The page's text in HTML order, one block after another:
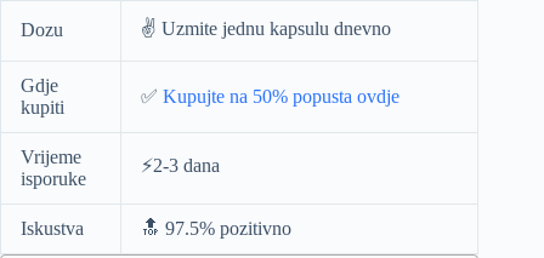
Dozu ✌️ Uzmite jednu kapsulu dnevno
Gdje
kupiti
✅ Kupujte na 50% popusta ovdje
Vrijeme
isporuke
⚡️2-3 dana
Iskustva 🔝 97.5% pozitivno